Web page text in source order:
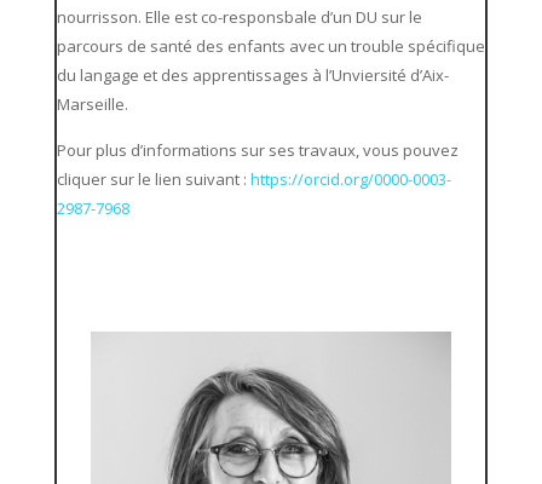
nourrisson. Elle est co-responsbale d’un DU sur le
parcours de santé des enfants avec un trouble spécifique
du langage et des apprentissages à l’Unviersité d’Aix-
Marseille.
Pour plus d’informations sur ses travaux, vous pouvez
cliquer sur le lien suivant : https://orcid.org/0000-0003-
2987-7968